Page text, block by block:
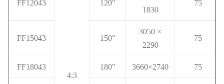
4:3
FF12043 120"
1830
75
FF15043 150"
3050 ×
2290
75
FF18043 180" 3660×2740 75